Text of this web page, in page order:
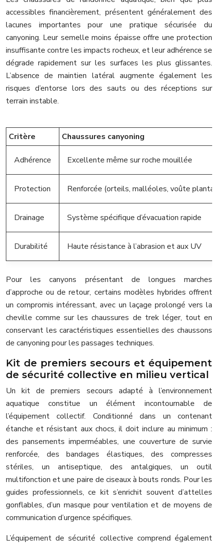
accessibles financièrement, présentent généralement des
lacunes importantes pour une pratique sécurisée du
canyoning. Leur semelle moins épaisse offre une protection
insuffisante contre les impacts rocheux, et leur adhérence se
dégrade rapidement sur les surfaces les plus glissantes.
L’absence de maintien latéral augmente également les
risques d’entorse lors des sauts ou des réceptions sur
terrain instable.
Critère Chaussures canyoning
Adhérence Excellente même sur roche mouillée
Protection Renforcée (orteils, malléoles, voûte
Drainage Système spécifique d’évacuation rapide
Durabilité Haute résistance à l’abrasion et aux UV
Pour les canyons présentant de longues marches
d’approche ou de retour, certains modèles hybrides offrent
un compromis intéressant, avec un laçage prolongé vers la
cheville comme sur les chaussures de trek léger, tout en
conservant les caractéristiques essentielles des chaussons
de canyoning pour les passages techniques.
Kit de premiers secours et équipement
de sécurité collective en milieu vertical
Un kit de premiers secours adapté à l’environnement
aquatique constitue un élément incontournable de
l’équipement collectif. Conditionné dans un contenant
étanche et résistant aux chocs, il doit inclure au minimum :
des pansements imperméables, une couverture de survie
renforcée, des bandages élastiques, des compresses
stériles, un antiseptique, des antalgiques, un outil
multifonction et une paire de ciseaux à bouts ronds. Pour les
guides professionnels, ce kit s’enrichit souvent d’attelles
gonflables, d’un masque pour ventilation et de moyens de
communication d’urgence spécifiques.
L’équipement de sécurité collective comprend également